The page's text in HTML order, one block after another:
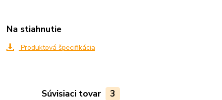
Na stiahnutie
Produktová špecifikácia
Súvisiaci tovar 3